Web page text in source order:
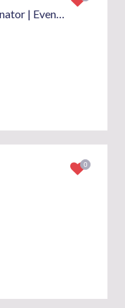
Hospitality Coordinator | Event Producer and Planner | Event and Venue Operations | Guests Management